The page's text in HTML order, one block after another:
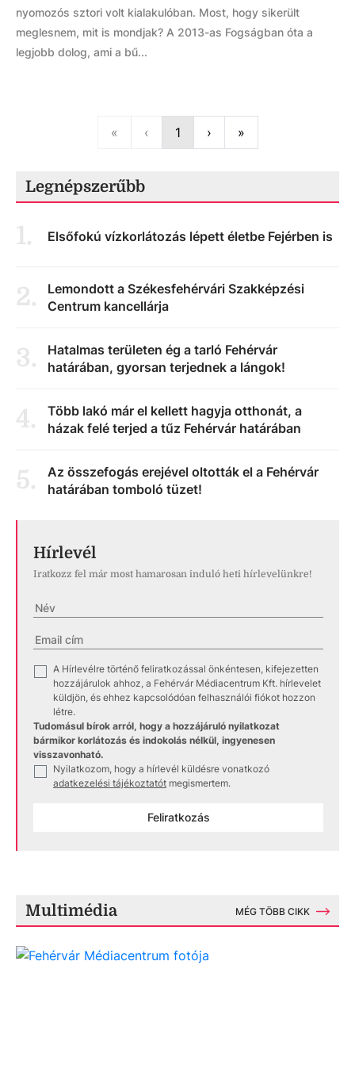
nyomozós sztori volt kialakulóban. Most, hogy sikerült
meglesnem, mit is mondjak? A 2013-as Fogságban óta a
legjobb dolog, ami a bű...
« ‹Previous
1 ›Next»Last
Legnépszerűbb
1. Elsőfokú vízkorlátozás lépett életbe Fejérben is
2.
Lemondott a Székesfehérvári Szakképzési
Centrum kancellárja
3.
Hatalmas területen ég a tarló Fehérvár
határában, gyorsan terjednek a lángok!
4.
Több lakó már el kellett hagyja otthonát, a
házak felé terjed a tűz Fehérvár határában
5.
Az összefogás erejével oltották el a Fehérvár
határában tomboló tüzet!
Hírlevél
Iratkozz fel már most hamarosan induló heti hírlevelünkre!
A Hírlevélre történő feliratkozással önkéntesen, kifejezetten
hozzájárulok ahhoz, a Fehérvár Médiacentrum Kft. hírlevelet
küldjön, és ehhez kapcsolódóan felhasználói fiókot hozzon
létre.
Tudomásul bírok arról, hogy a hozzájáruló nyilatkozat
bármikor korlátozás és indokolás nélkül, ingyenesen
visszavonható.
Nyilatkozom, hogy a hírlevél küldésre vonatkozó
adatkezelési tájékoztatót megismertem.
Feliratkozás
Multimédia MÉG TÖBB CIKK